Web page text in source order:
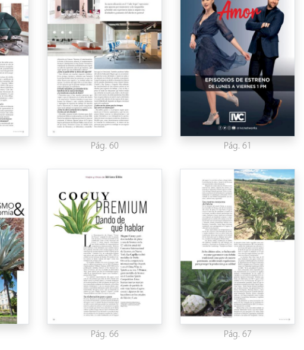
Pág. 60 Pág. 61
Pág. 66 Pág. 67